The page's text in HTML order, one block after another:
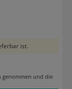
ist.
genommen und die